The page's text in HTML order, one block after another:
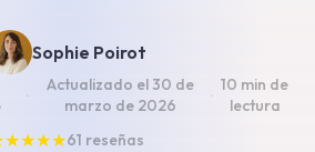
Sophie Poirot
·
Actualizado el 30 de
marzo de 2026
·
10 min de
lectura
★★★★61 reseñas